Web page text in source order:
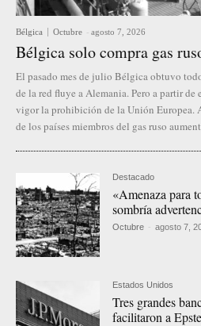
Bélgica Octubre - agosto 7, 2026
Bélgica solo compra gas
El pasado mes de julio Bélgica obtuvo
de la red fluye a Alemania. Pero a partir de
vigor la prohibición de la Unión Europea.
de los países miembros del gas ruso
Destacado
«Amenaza para
sombría
Octubre - agosto 7,
Estados Unidos
Tres grandes
facilitaron a